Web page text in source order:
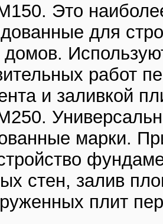
Это
для
домов.
работ
и заливкой
марки.
стен, залив
плит